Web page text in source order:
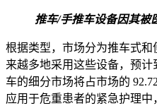
推车/手推车设备因其被
根据类型，市场分为推车式
来越多地采用这些设备，预计
车的细分市场将占市场的
应用于危重患者的紧急护理